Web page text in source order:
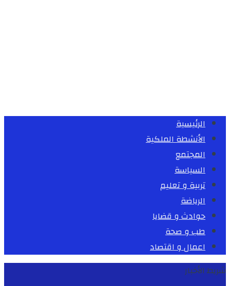
الرئيسية
الأنشطة الملكية
المجتمع
السياسة
تربية و تعليم
الرياضة
حوادث و قضايا
طب و صحة
اعمال و اقتصاد
شريط الأخبار